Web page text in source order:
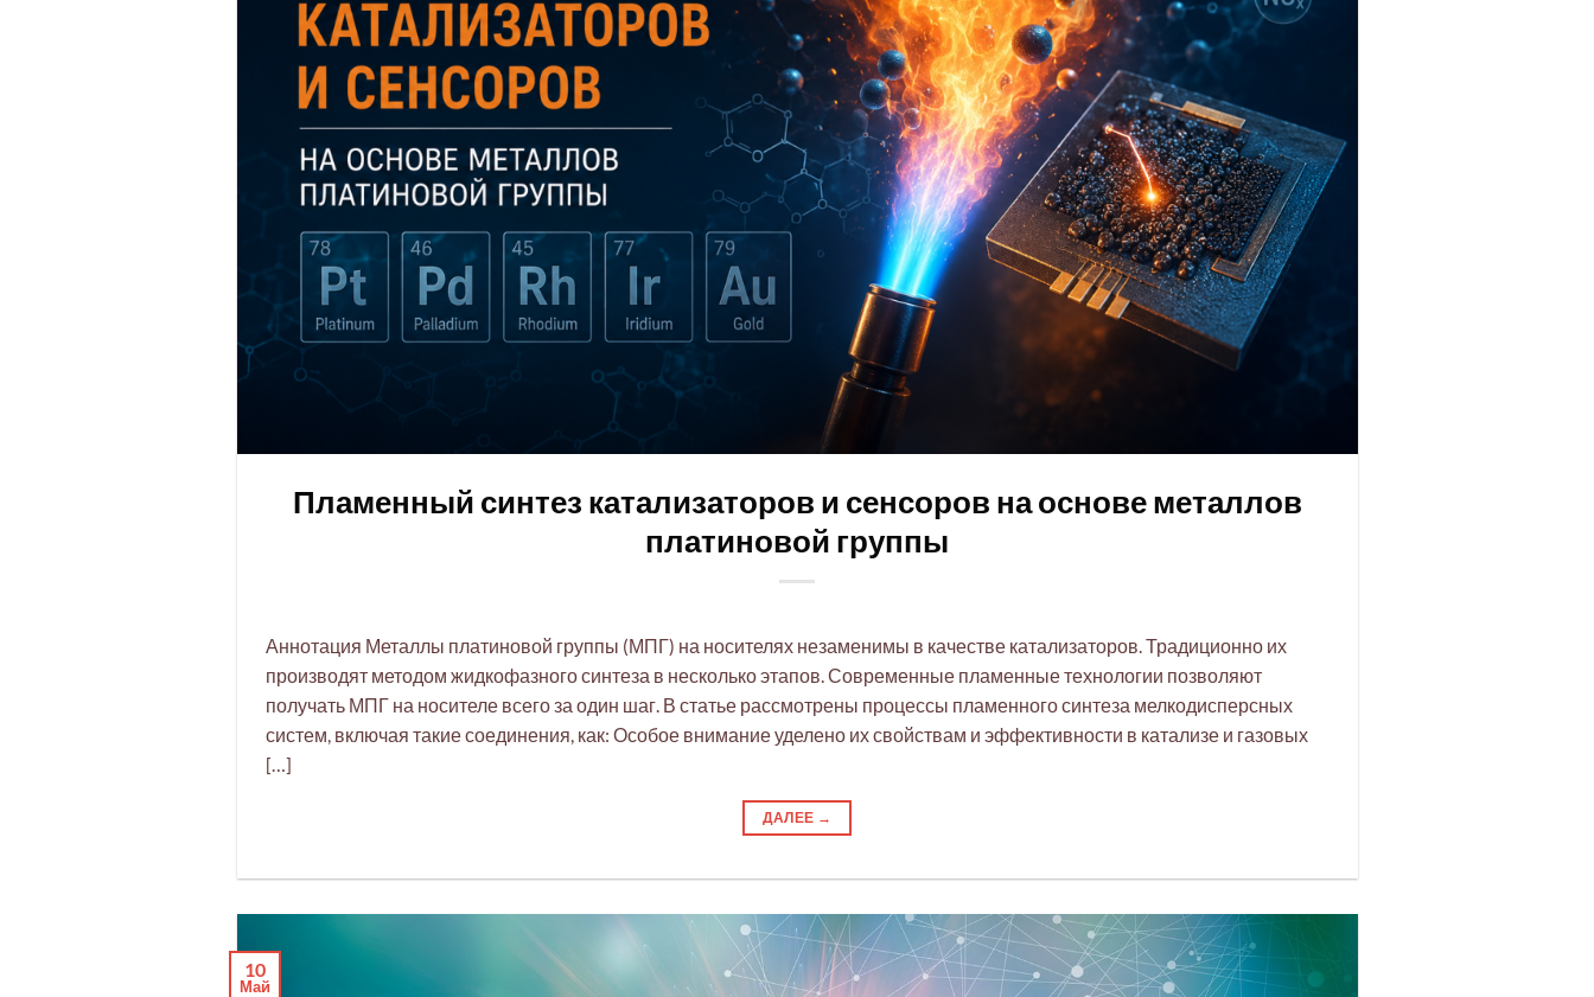
Пламенный синтез катализаторов и сенсоров на основе металлов
платиновой группы
Аннотация Металлы платиновой группы (МПГ) на носителях незаменимы в качестве катализаторов. Традиционно их
производят методом жидкофазного синтеза в несколько этапов. Современные пламенные технологии позволяют
получать МПГ на носителе всего за один шаг. В статье рассмотрены процессы пламенного синтеза мелкодисперсных
систем, включая такие соединения, как: Особое внимание уделено их свойствам и эффективности в катализе и газовых
[…]
ДАЛЕЕ →
10
Май